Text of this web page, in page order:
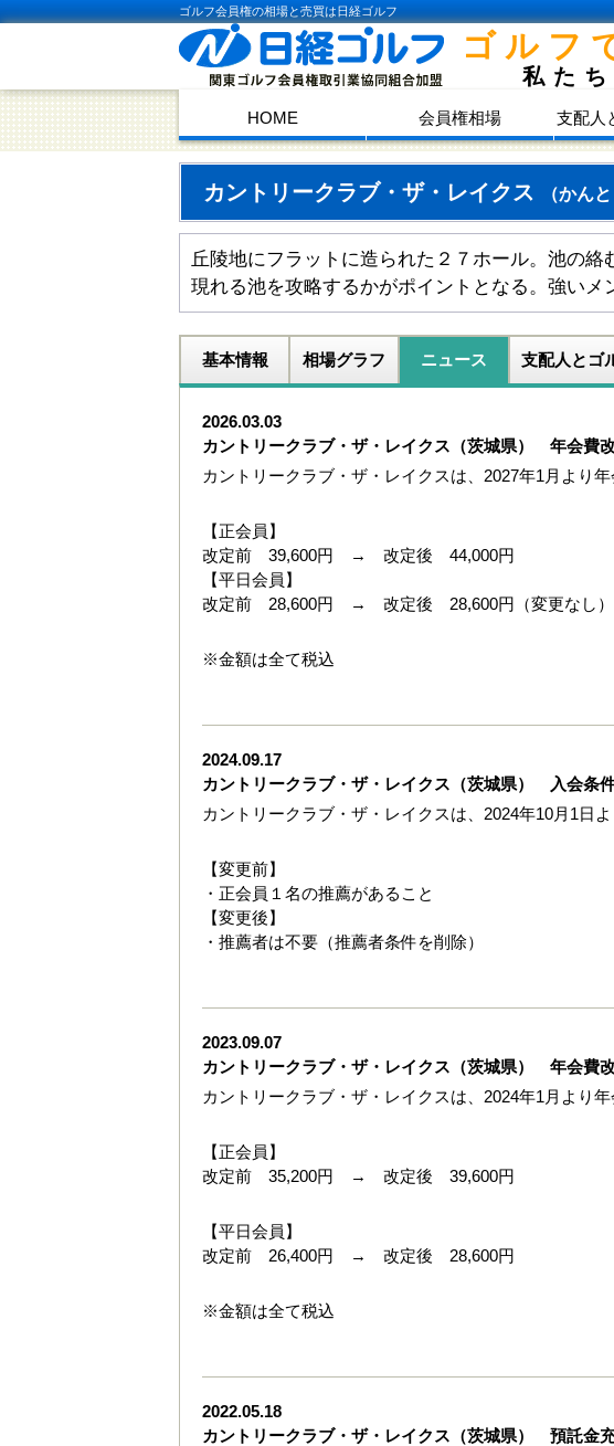
ゴルフ会員権の相場と売買は日経ゴルフ
ゴルフ
私た
HOME 会員権相場 支配人
カントリークラブ・ザ・レイクス （かん
丘陵地にフラットに造られた２７ホール。池の
現れる池を攻略するかがポイントとなる。強いメ
基本情報 相場グラフ ニュース 支配人とゴ
2026.03.03
カントリークラブ・ザ・レイクス（茨城県） 年会費
カントリークラブ・ザ・レイクスは、2027年1月より年
【正会員】
改定前 39,600円 → 改定後 44,000円
【平日会員】
改定前 28,600円 → 改定後 28,600円（変更なし）
※金額は全て税込
2024.09.17
カントリークラブ・ザ・レイクス（茨城県） 入会条
カントリークラブ・ザ・レイクスは、2024年10月1日
【変更前】
・正会員１名の推薦があること
【変更後】
・推薦者は不要（推薦者条件を削除）
2023.09.07
カントリークラブ・ザ・レイクス（茨城県） 年会費
カントリークラブ・ザ・レイクスは、2024年1月より年
【正会員】
改定前 35,200円 → 改定後 39,600円
【平日会員】
改定前 26,400円 → 改定後 28,600円
※金額は全て税込
2022.05.18
カントリークラブ・ザ・レイクス（茨城県） 預託金